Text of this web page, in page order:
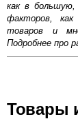
как в
факторов, как
товаров и
Подробнее про
Оставьте
Товары